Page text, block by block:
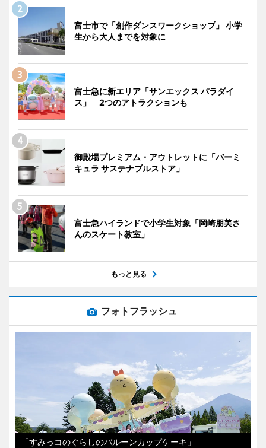
富士市で「創作ダンスワークショップ」 小学
生から大人までを対象に
富士急に新エリア「サンエックス パラダイ
ス」 2つのアトラクションも
御殿場プレミアム・アウトレットに「バーミ
キュラ サステナブルストア」
富士急ハイランドで小学生対象「岡崎朋美さ
んのスケート教室」
もっと見る
フォトフラッシュ
「すみっコのぐらしのバルーンカップケーキ」